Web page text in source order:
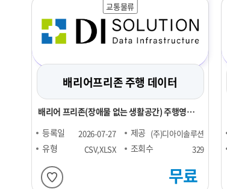
교통물류
배리어프리존 주행 데이터
배리어 프리존(장애물 없는 생활공간) 주행영상
데이터
등록일 2026-07-27 제공 (주)디아이솔루션
유형 CSV,XLSX 조회수 329
무료